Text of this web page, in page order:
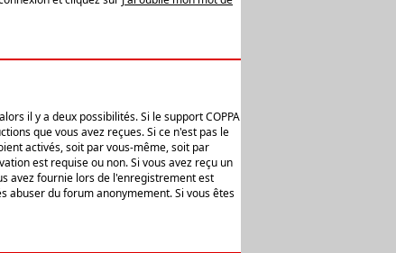
il y a deux possibilités. Si le support COPPA
que vous avez reçues. Si ce n'est pas le
activés, soit par vous-même, soit par
est requise ou non. Si vous avez reçu un
avez fournie lors de l'enregistrement est
abuser du forum anonymement. Si vous êtes